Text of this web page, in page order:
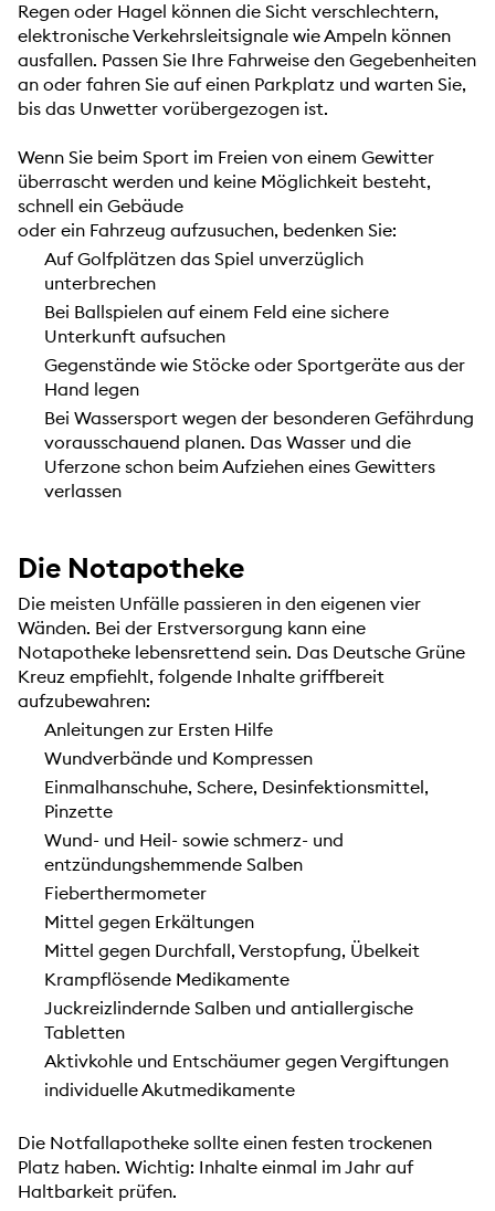
Regen oder Hagel können die Sicht verschlechtern,
elektronische Verkehrsleitsignale wie Ampeln können
ausfallen. Passen Sie Ihre Fahrweise den Gegebenheiten
an oder fahren Sie auf einen Parkplatz und warten Sie,
bis das Unwetter vorübergezogen ist.
Wenn Sie beim Sport im Freien von einem Gewitter
überrascht werden und keine Möglichkeit besteht,
schnell ein Gebäude
oder ein Fahrzeug aufzusuchen, bedenken Sie:
Auf Golfplätzen das Spiel unverzüglich
unterbrechen
Bei Ballspielen auf einem Feld eine sichere
Unterkunft aufsuchen
Gegenstände wie Stöcke oder Sportgeräte aus der
Hand legen
Bei Wassersport wegen der besonderen Gefährdung
vorausschauend planen. Das Wasser und die
Uferzone schon beim Aufziehen eines Gewitters
verlassen
Die Notapotheke
Die meisten Unfälle passieren in den eigenen vier
Wänden. Bei der Erstversorgung kann eine
Notapotheke lebensrettend sein. Das Deutsche Grüne
Kreuz empfiehlt, folgende Inhalte griffbereit
aufzubewahren:
Anleitungen zur Ersten Hilfe
Wundverbände und Kompressen
Einmalhanschuhe, Schere, Desinfektionsmittel,
Pinzette
Wund- und Heil- sowie schmerz- und
entzündungshemmende Salben
Fieberthermometer
Mittel gegen Erkältungen
Mittel gegen Durchfall, Verstopfung, Übelkeit
Krampflösende Medikamente
Juckreizlindernde Salben und antiallergische
Tabletten
Aktivkohle und Entschäumer gegen Vergiftungen
individuelle Akutmedikamente
Die Notfallapotheke sollte einen festen trockenen
Platz haben. Wichtig: Inhalte einmal im Jahr auf
Haltbarkeit prüfen.